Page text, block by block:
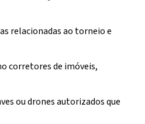
relacionadas ao torneio e
corretores de imóveis,
ou drones autorizados que